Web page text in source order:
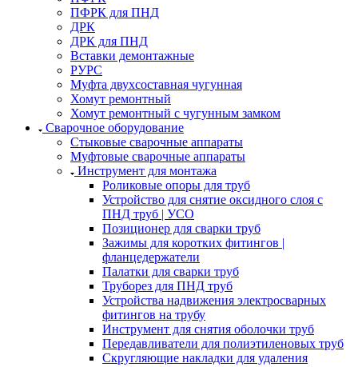
ПФРК для ПНД
ДРК
ДРК для ПНД
Вставки демонтажные
РУРС
Муфта двухсоставная чугунная
Хомут ремонтный
Хомут ремонтный с чугунным замком
Сварочное оборудование
Стыковые сварочные аппараты
Муфтовые сварочные аппараты
Инструмент для монтажа
Роликовые опоры для труб
Устройство для снятие оксидного слоя с
ПНД труб | УСО
Позиционер для сварки труб
Зажимы для коротких фитингов |
фланцедержатели
Палатки для сварки труб
Труборез для ПНД труб
Устройства надвижения электросварных
фитингов на трубу
Инструмент для снятия оболочки труб
Передавливатели для полиэтиленовых труб
Скругляющие накладки для удаления